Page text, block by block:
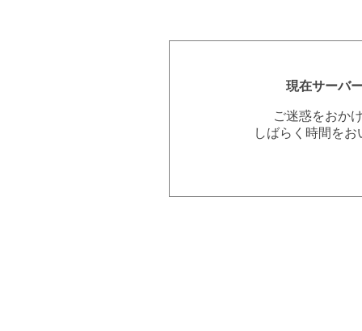
現在サーバ
ご迷惑をおか
しばらく時間を